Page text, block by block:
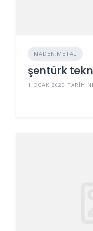
MADEN,METAL
şentürk
1 OCAK 2020